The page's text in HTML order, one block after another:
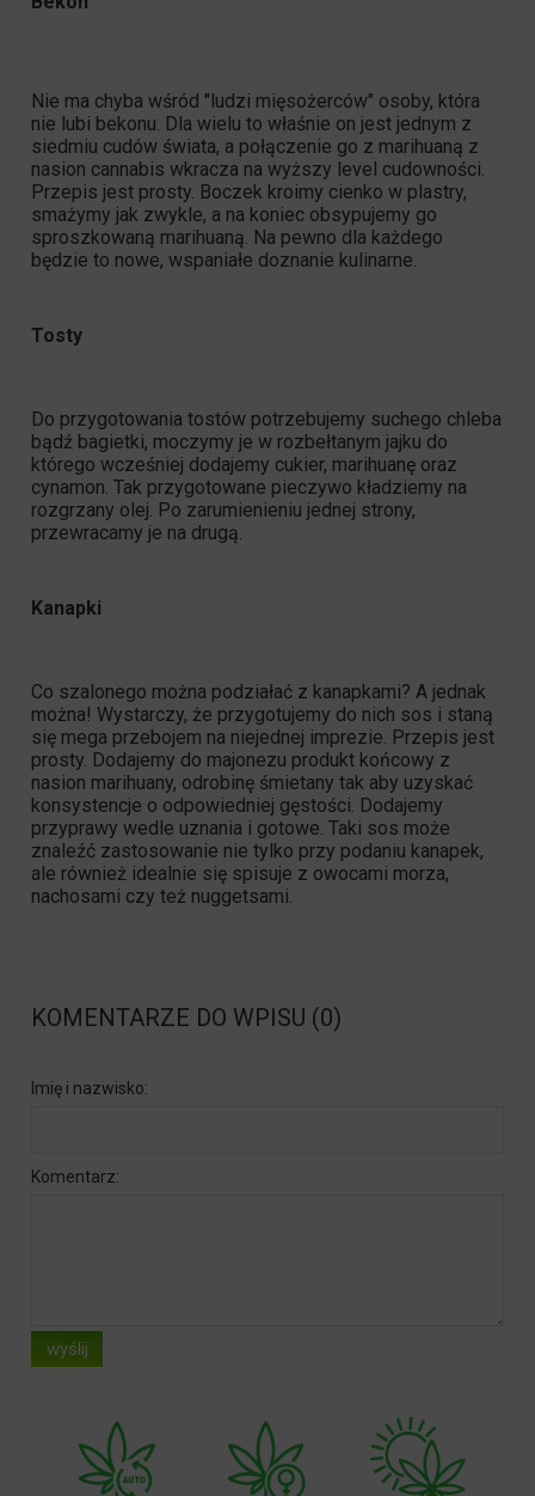
Nie ma chyba wśród "ludzi mięsożerców" osoby, która
nie lubi bekonu. Dla wielu to właśnie on jest jednym z
siedmiu cudów świata, a połączenie go z marihuaną z
nasion cannabis wkracza na wyższy level cudowności.
Przepis jest prosty. Boczek kroimy cienko w plastry,
smażymy jak zwykle, a na koniec obsypujemy go
sproszkowaną marihuaną. Na pewno dla każdego
będzie to nowe, wspaniałe doznanie kulinarne.
Tosty
Do przygotowania tostów potrzebujemy suchego chleba
bądź bagietki, moczymy je w rozbełtanym jajku do
którego wcześniej dodajemy cukier, marihuanę oraz
cynamon. Tak przygotowane pieczywo kładziemy na
rozgrzany olej. Po zarumienieniu jednej strony,
przewracamy je na drugą.
Kanapki
Co szalonego można podziałać z kanapkami? A jednak
można! Wystarczy, że przygotujemy do nich sos i staną
się mega przebojem na niejednej imprezie. Przepis jest
prosty. Dodajemy do majonezu produkt końcowy z
nasion marihuany, odrobinę śmietany tak aby uzyskać
konsystencje o odpowiedniej gęstości. Dodajemy
przyprawy wedle uznania i gotowe. Taki sos może
znaleźć zastosowanie nie tylko przy podaniu kanapek,
ale również idealnie się spisuje z owocami morza,
nachosami czy też nuggetsami.
KOMENTARZE DO WPISU (0)
Imię i nazwisko:
Komentarz:
wyślij